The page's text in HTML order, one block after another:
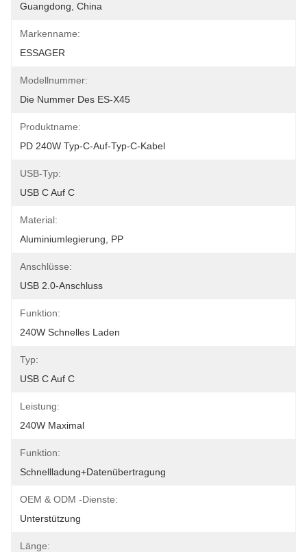
Guangdong, China
Markenname:
ESSAGER
Modellnummer:
Die Nummer Des ES-X45
Produktname:
PD 240W Typ-C-Auf-Typ-C-Kabel
USB-Typ:
USB C Auf C
Material:
Aluminiumlegierung, PP
Anschlüsse:
USB 2.0-Anschluss
Funktion:
240W Schnelles Laden
Typ:
USB C Auf C
Leistung:
240W Maximal
Funktion:
Schnellladung+Datenübertragung
OEM & ODM -Dienste:
Unterstützung
Länge: